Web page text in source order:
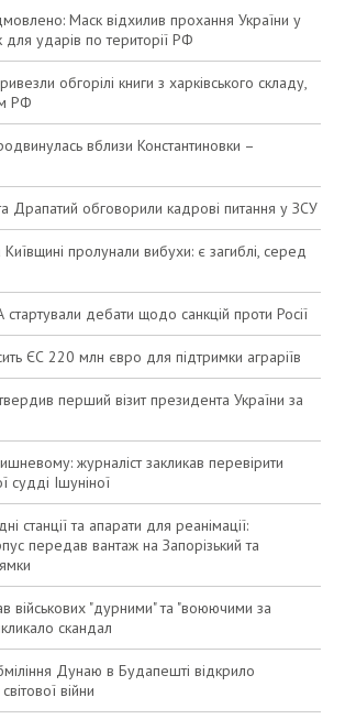
Маск відхилив прохання України у
ударів по території РФ
обгорілі книги з харківського складу,
РФ
вблизи Константиновки –
Драпатий обговорили кадрові питання у ЗСУ
Київщині пролунали вибухи: є загиблі, серед
дебати щодо санкцій проти Росії
ЄС 220 млн євро для підтримки аграріїв
перший візит президента України за
журналіст закликав перевірити
судді Ішуніної
станції та апарати для реанімації:
передав вантаж на Запорізький та
військових "дурними" та "воюючими за
скандал
Дунаю в Будапешті відкрило
війни